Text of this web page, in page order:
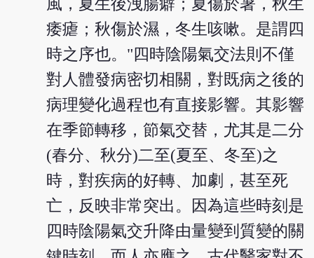
風，夏生後洩腸癖；夏傷於暑，秋生
痿瘧；秋傷於濕，冬生咳嗽。是謂四
時之序也。"四時陰陽氣交法則不僅
對人體發病密切相關，對既病之後的
病理變化過程也有直接影響。其影響
在季節轉移，節氣交替，尤其是二分
(春分、秋分)二至(夏至、冬至)之
時，對疾病的好轉、加劇，甚至死
亡，反映非常突出。因為這些時刻是
四時陰陽氣交升降由量變到質變的關